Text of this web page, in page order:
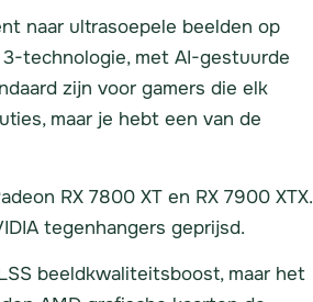
naar ultrasoepele beelden op
technologie, met AI-gestuurde
zijn voor gamers die elk
maar je hebt een van de
RX 7800 XT en RX 7900 XTX.
tegenhangers geprijsd.
beeldkwaliteitsboost, maar het